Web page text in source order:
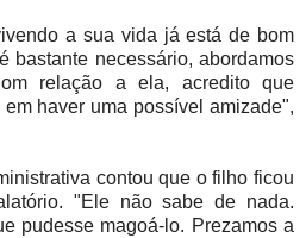
a sua vida já está de bom
bastante necessário, abordamos
relação a ela, acredito que
haver uma possível amizade",
contou que o filho ficou
"Ele não sabe de nada.
pudesse magoá-lo. Prezamos a